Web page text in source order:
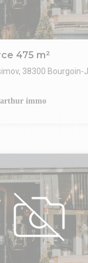
475 m²
38300 Bourgoin-